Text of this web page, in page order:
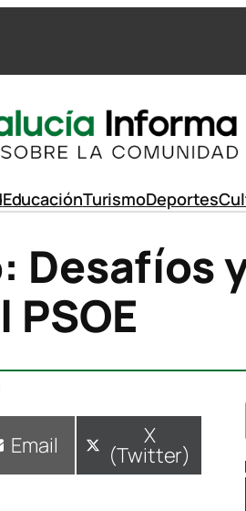
EducaciónTurismoDeportes
Desafíos
Compartir
Email Compartir
en
X
(Twitter)